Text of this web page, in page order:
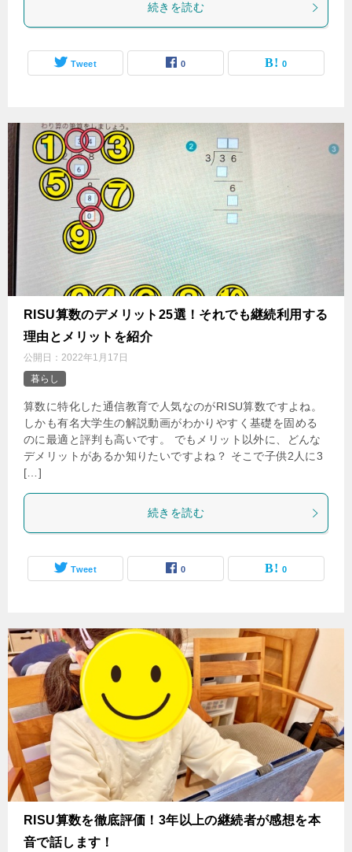
続きを読む
Tweet 0 0
‌RISU算数のデメリット25選！それでも継続利用する
理由とメリットを紹介
公開日： 2022年1月17日
暮らし
算数に特化した通信教育で人気なのがRISU算数ですよね。
しかも有名大学生の解説動画がわかりやすく基礎を固める
のに最適と評判も高いです。 でもメリット以外に、どんな
デメリットがあるか知りたいですよね？ そこで子供2人に3
[…]
続きを読む
Tweet 0 0
RISU算数を徹底評価！‌3年以上の継続者が感想を本
音で話します！